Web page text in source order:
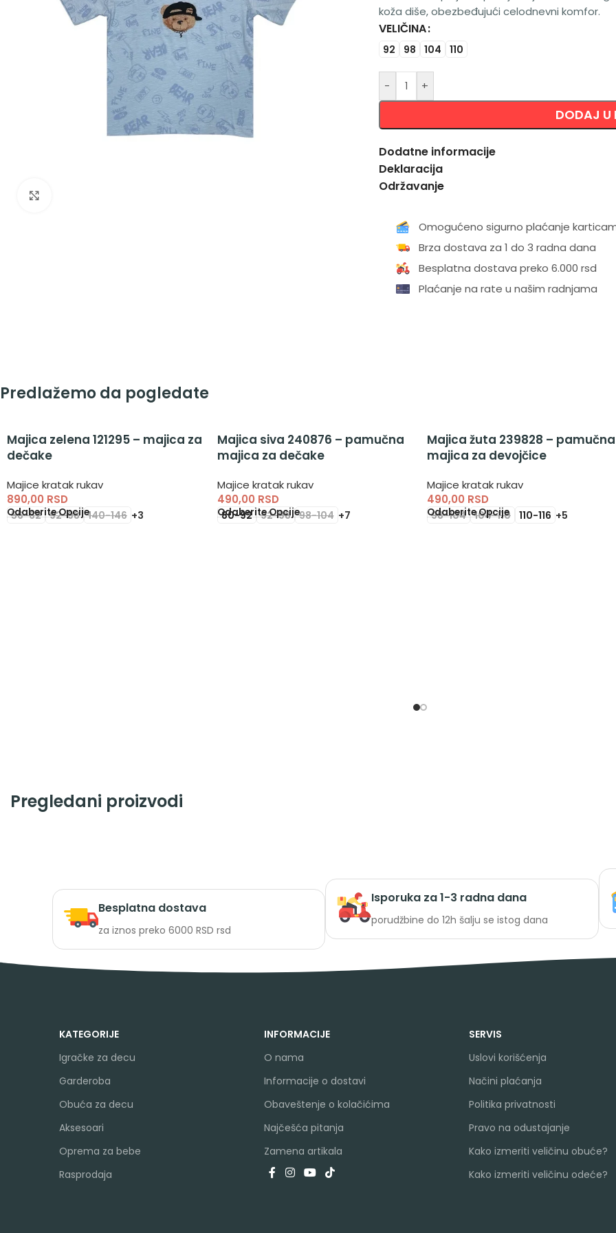
koža diše, obezbeđujući celodnevni komfor.
VELIČINA
92 98 104 110
- +
DODAJ U
Alternative:
Dodatne informacije
Deklaracija
Održavanje
Omogućeno sigurno plaćanje
Brza dostava za 1 do 3 radna dana
Besplatna dostava preko 6.000 rsd
Plaćanje na rate u našim radnjama
Predlažemo da pogledate
Majica zelena 121295 – majica za
dečake
Majice kratak rukav
890,00 RSD
Odaberite Opcije
56-62 92-98 140-146 +3
Majica siva 240876 – pamučna
majica za dečake
Majice kratak rukav
490,00 RSD
Odaberite Opcije
80-92 92-98 98-104 +7
Majica žuta 239828 – pamučna
majica za devojčice
Majice kratak rukav
490,00 RSD
Odaberite Opcije
98-104 104-110 110-116 +5
Pregledani proizvodi
Besplatna dostava
za iznos preko 6000 RSD rsd
Isporuka za 1-3 radna dana
porudžbine do 12h šalju se istog dana
KATEGORIJE
Igračke za decu
Garderoba
Obuća za decu
Aksesoari
Oprema za bebe
Rasprodaja
INFORMACIJE
O nama
Informacije o dostavi
Obaveštenje o kolačićima
Najčešća pitanja
Zamena artikala
SERVIS
Uslovi korišćenja
Načini plaćanja
Politika privatnosti
Pravo na odustajanje
Kako izmeriti veličinu obuće?
Kako izmeriti veličinu odeće?